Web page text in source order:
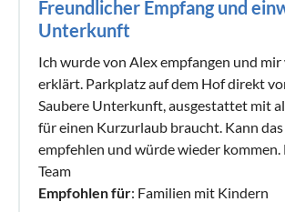
Freundlicher Empfang und
Unterkunft
Ich wurde von Alex empfangen und
erklärt. Parkplatz auf dem Hof direkt
Saubere Unterkunft, ausgestattet mit
für einen Kurzurlaub braucht. Kann
empfehlen und würde wieder kommen.
Team
Empfohlen für: Familien mit Kindern